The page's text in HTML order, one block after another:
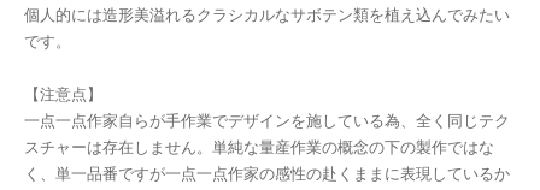
個人的には造形美溢れるクラシカルなサボテン類を植え込んでみたい
です。
【注意点】
一点一点作家自らが手作業でデザインを施している為、全く同じテク
スチャーは存在しません。単純な量産作業の概念の下の製作ではな
く、単一品番ですが一点一点作家の感性の赴くままに表現しているか